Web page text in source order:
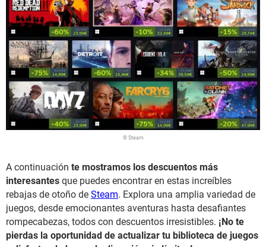
© Steam
A continuación te mostramos los descuentos más
interesantes que puedes encontrar en estas increíbles
rebajas de otoño de Steam. Explora una amplia variedad de
juegos, desde emocionantes aventuras hasta desafiantes
rompecabezas, todos con descuentos irresistibles. ¡No te
pierdas la oportunidad de actualizar tu biblioteca de juegos